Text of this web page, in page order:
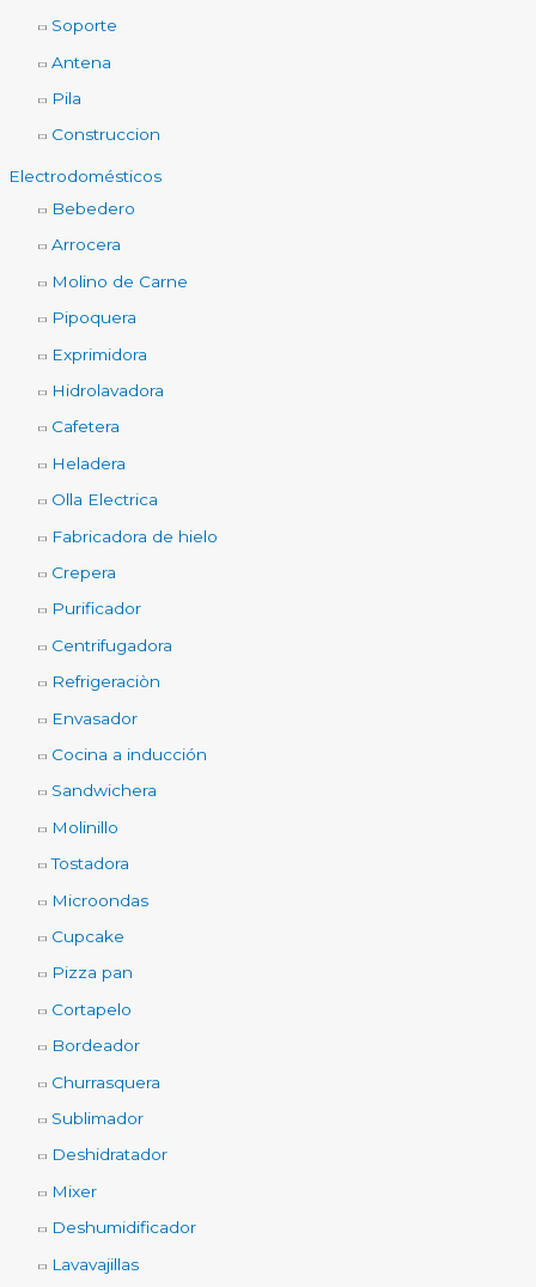
Soporte
Antena
Pila
Construccion
Electrodomésticos
Bebedero
Arrocera
Molino de Carne
Pipoquera
Exprimidora
Hidrolavadora
Cafetera
Heladera
Olla Electrica
Fabricadora de hielo
Crepera
Purificador
Centrifugadora
Refrigeraciòn
Envasador
Cocina a inducción
Sandwichera
Molinillo
Tostadora
Microondas
Cupcake
Pizza pan
Cortapelo
Bordeador
Churrasquera
Sublimador
Deshidratador
Mixer
Deshumidificador
Lavavajillas